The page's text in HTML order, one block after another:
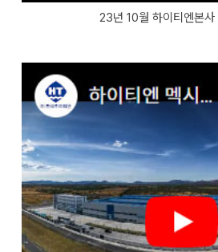
23년 10월 하이티엔본사